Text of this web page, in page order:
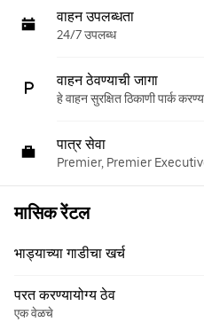
वाहन उपलब्धता
24/7 उपलब्ध
वाहन ठेवण्याची जागा
हे वाहन सुरक्षित ठिकाणी पार्क
पात्र सेवा
Premier, Premier
मासिक रेंटल
भाड्याच्या गाडीचा खर्च
परत करण्यायोग्य ठेव
एक वेळचे